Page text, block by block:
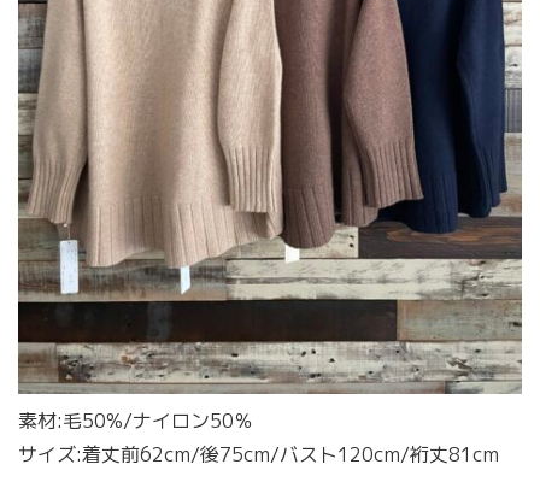
素材:毛50%/ナイロン50％
サイズ:着丈前62cm/後75cm/バスト120cm/裄丈81cm